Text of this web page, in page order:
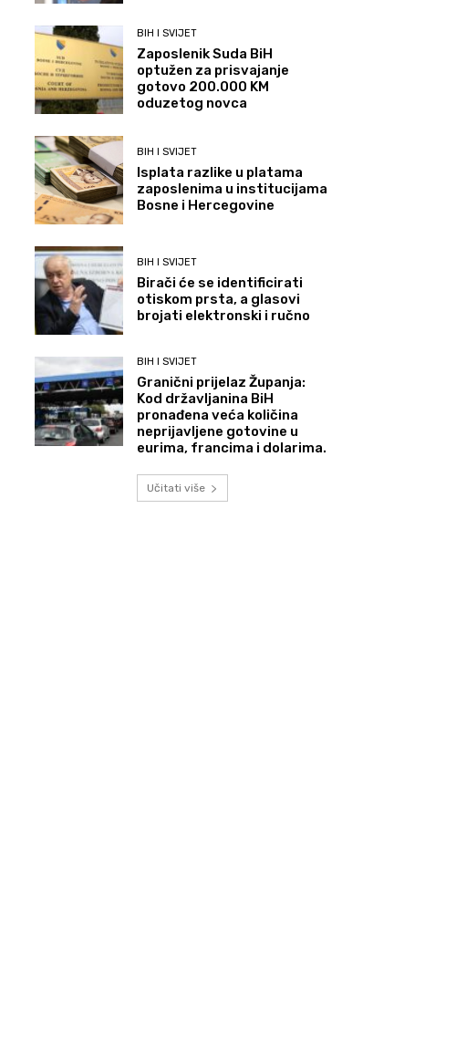
BIH I SVIJET
Zaposlenik Suda BiH
optužen za prisvajanje
gotovo 200.000 KM
oduzetog novca
BIH I SVIJET
Isplata razlike u platama
zaposlenima u institucijama
Bosne i Hercegovine
BIH I SVIJET
Birači će se identificirati
otiskom prsta, a glasovi
brojati elektronski i ručno
BIH I SVIJET
Granični prijelaz Županja:
Kod državljanina BiH
pronađena veća količina
neprijavljene gotovine u
eurima, francima i dolarima.
Učitati više